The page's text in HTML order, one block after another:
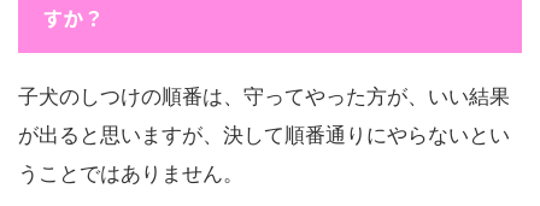
すか？
子犬のしつけの順番は、守ってやった方が、いい結果
が出ると思いますが、決して順番通りにやらないとい
うことではありません。